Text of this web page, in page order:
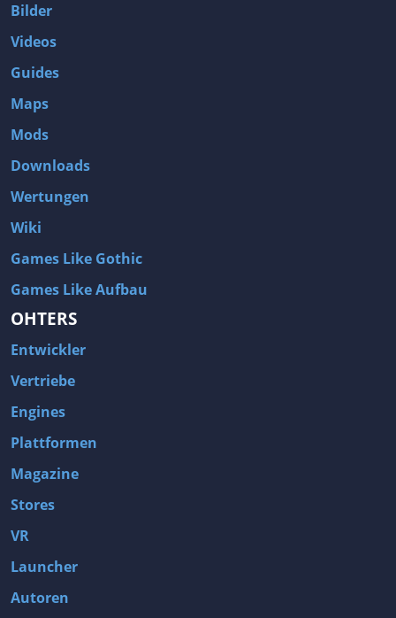
Bilder
Videos
Guides
Maps
Mods
Downloads
Wertungen
Wiki
Games Like Gothic
Games Like Aufbau
OHTERS
Entwickler
Vertriebe
Engines
Plattformen
Magazine
Stores
VR
Launcher
Autoren